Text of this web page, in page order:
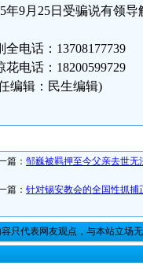
年9月25日受骗说有领
全电话：13708177739
花电话：18200599729
编辑：民生编辑)
篇： 邹巍被羁押至今父亲去世无
篇： 针对锡安教会的全国性抓捕
容只代表网友观点，与本站立场